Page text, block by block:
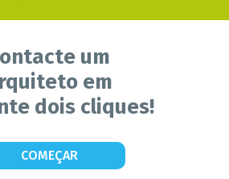
um
em
dois cliques!
COMEÇAR